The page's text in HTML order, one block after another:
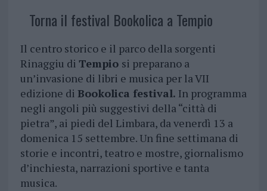
Torna il festival Bookolica a Tempio
Il centro storico e il parco della sorgenti
Rinaggiu di Tempio si preparano a
un’invasione di libri e musica per la VII
edizione di Bookolica festival. In programma
negli angoli più suggestivi della “città di
pietra”, ai piedi del Limbara, da venerdì 13 a
domenica 15 settembre. Un fine settimana di
storie e incontri, teatro e mostre, giornalismo
d’inchiesta, narrazioni sportive e tanta
musica.